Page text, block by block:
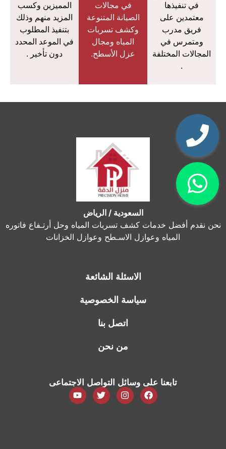
في تنفيذها
معتمدين على
فريق مدرب
ومتمرس في
المجالات المختلفة
.
في مجالات
الصيانة المتنوعة
وكشف تسربات
المياه ومجال
عزل الأسطح.
المميزين وكسب
المزيد منهم وذلك
بتنفيذ المطلوب
في الموعد المحدد
دون تأخير .
السعودية / الرياض
نحن نقدم أفضل خدمات كشف تسربات المياه وحل أرتـفاع فاتوره
المياه وعوازل الاسـطح وعوازل الخزانات
الاسئلة الشائعة
سياسة الخصوصية
اتصل بنا
من نحن
تابعنا على وسائل التواصل الاجتماعى